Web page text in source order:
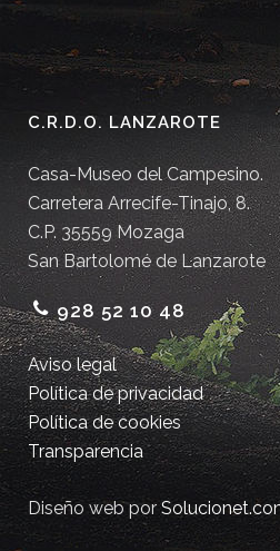
C.R.D.O. LANZAROTE
Casa-Museo del Campesino.
Carretera Arrecife-Tinajo, 8.
C.P. 35559 Mozaga
San Bartolomé de Lanzarote
928 52 10 48
Aviso legal
Política de privacidad
Política de cookies
Transparencia
Diseño web por